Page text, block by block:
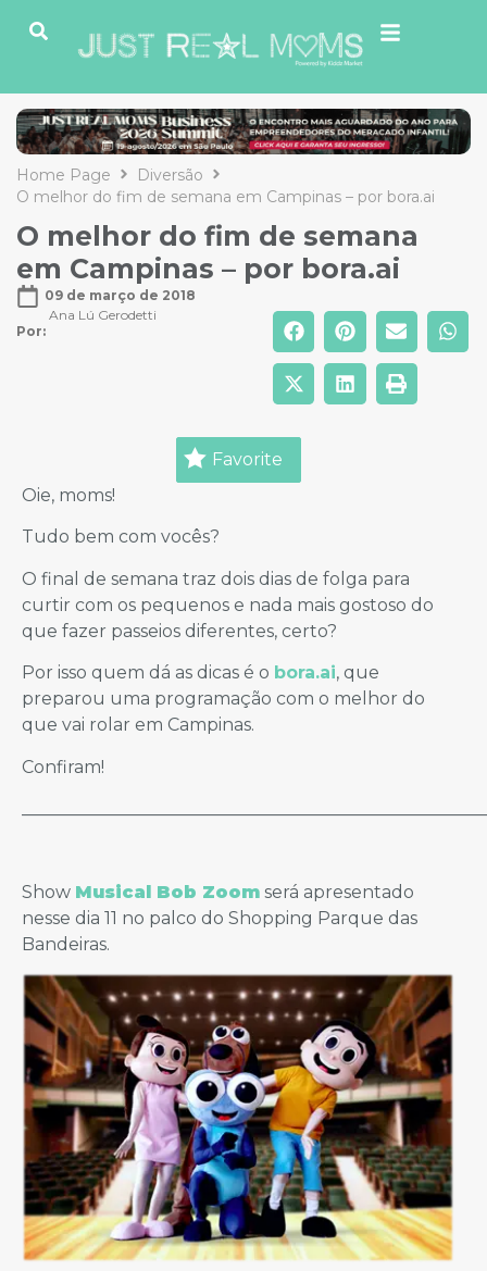
Home Page
Diversão
O melhor do fim de semana em Campinas – por bora.ai
O melhor do fim de semana
em Campinas – por bora.ai
09 de março de 2018
Por:
Ana Lú Gerodetti
Favorite
Oie, moms!
Tudo bem com vocês?
O final de semana traz dois dias de folga para
curtir com os pequenos e nada mais gostoso do
que fazer passeios diferentes, certo?
Por isso quem dá as dicas é o bora.ai, que
preparou uma programação com o melhor do
que vai rolar em Campinas.
Confiram!
​Show Musical Bob Zoom será apresentado
nesse dia 11 no palco do Shopping Parque das
Bandeiras.